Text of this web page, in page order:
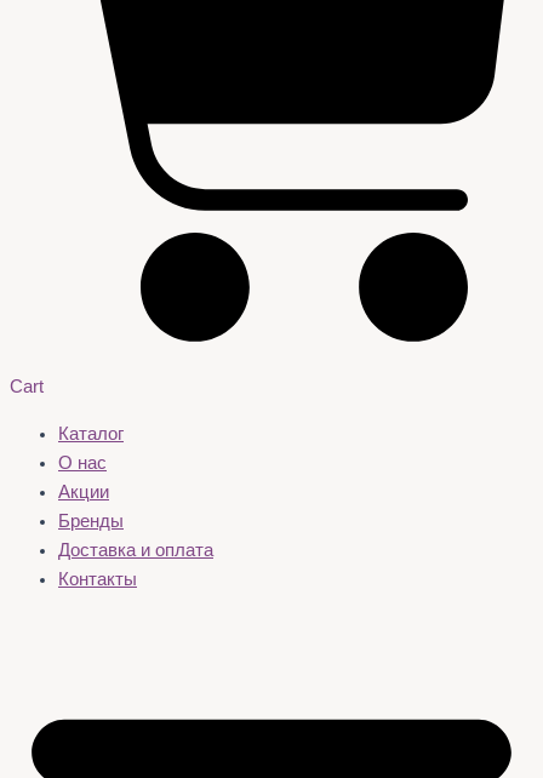
Cart
Каталог
О нас
Акции
Бренды
Доставка и оплата
Контакты